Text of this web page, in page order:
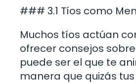
### 3.1 Tíos como
Muchos tíos actúan
ofrecer consejos
puede ser el que te
manera que quizás